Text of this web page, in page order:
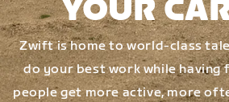
YOUR
Zwift is home to world-class
do your best work while having
people get more active, more